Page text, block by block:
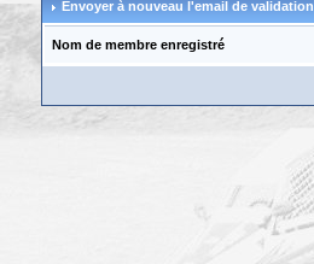
Envoyer à nouveau l'email de validation
Nom de membre enregistré